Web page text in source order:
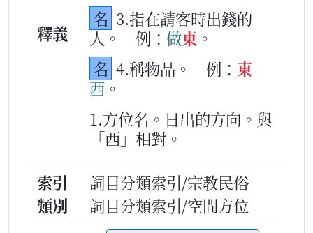
釋義
名 3.指在請客時出錢的
人。
例： 做東 。
名 4.稱物品。 例： 東
西。
1.方位名。日出的方向。與
「西」相對。
索引
類別
詞目分類索引/宗教民俗
詞目分類索引/空間方位